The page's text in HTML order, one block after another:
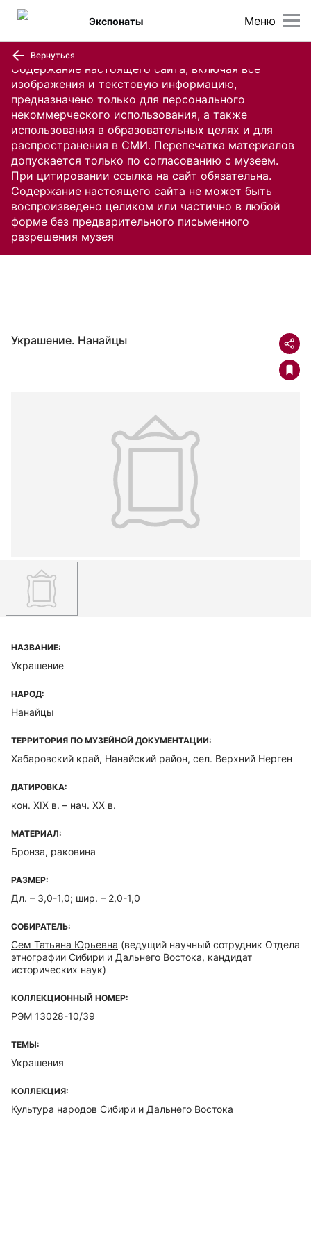
Содержание настоящего сайта, включая все
изображения и текстовую информацию,
предназначено только для персонального
некоммерческого использования, а также
использования в образовательных целях и для
распространения в СМИ. Перепечатка материалов
допускается только по согласованию с музеем.
При цитировании ссылка на сайт обязательна.
Содержание настоящего сайта не может быть
воспроизведено целиком или частично в любой
форме без предварительного письменного
разрешения музея
Меню
Экспонаты
Вернуться
Украшение. Нанайцы
НАЗВАНИЕ:
Украшение
НАРОД:
Нанайцы
ТЕРРИТОРИЯ ПО МУЗЕЙНОЙ ДОКУМЕНТАЦИИ:
Хабаровский край, Нанайский район, сел. Верхний Нерген
ДАТИРОВКА:
кон. XIX в. – нач. XX в.
МАТЕРИАЛ:
Бронза, раковина
РАЗМЕР:
Дл. – 3,0-1,0; шир. – 2,0-1,0
СОБИРАТЕЛЬ:
Сем Татьяна Юрьевна (ведущий научный сотрудник Отдела
этнографии Сибири и Дальнего Востока, кандидат
исторических наук)
КОЛЛЕКЦИОННЫЙ НОМЕР:
РЭМ 13028-10/39
ТЕМЫ:
Украшения
КОЛЛЕКЦИЯ:
Культура народов Сибири и Дальнего Востока